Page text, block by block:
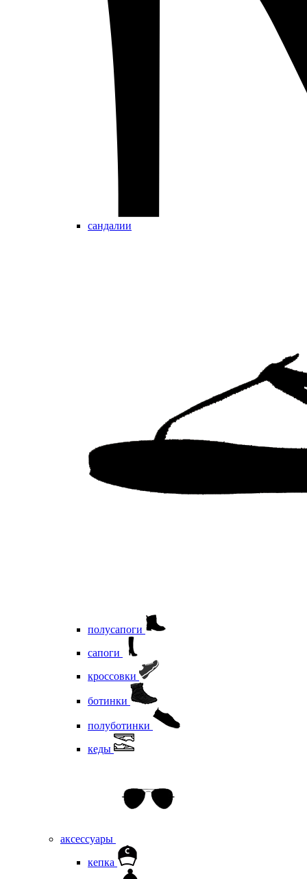
сандалии
полусапоги
сапоги
кроссовки
ботинки
полуботинки
кеды
аксессуары
кепка